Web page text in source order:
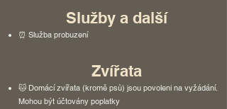
Služby a další
⏰ Služba probuzení
Zvířata
🐱 Domácí zvířata (kromě psů) jsou povoleni na vyžádání.
Mohou být účtovány poplatky